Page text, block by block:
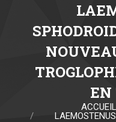
Vous êtes ici :ACCUEIL